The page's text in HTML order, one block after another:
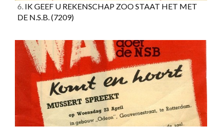
6. IK GEEF U REKENSCHAP ZOO STAAT HET MET
DE N.S.B.(7209)